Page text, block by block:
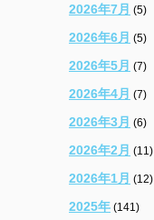
2026年7月 (5)
2026年6月 (5)
2026年5月 (7)
2026年4月 (7)
2026年3月 (6)
2026年2月 (11)
2026年1月 (12)
2025年 (141)